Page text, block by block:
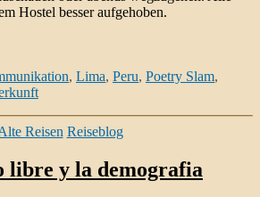
Hostel besser aufgehoben.
, Lima, Peru, Poetry Slam,
Kategorien
Reisen Reiseblog
libre y la demografia